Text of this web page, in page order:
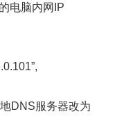
电脑内网IP
,
DNS服务器改为